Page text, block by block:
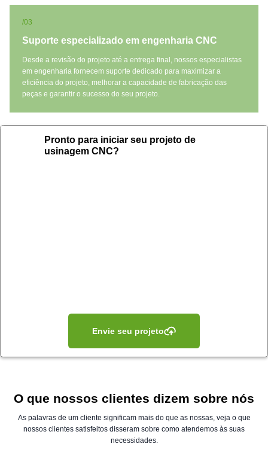
/03
Suporte especializado em engenharia CNC
Desde a revisão do projeto até a entrega final, nossos especialistas
em engenharia fornecem suporte dedicado para maximizar a
eficiência do projeto, melhorar a capacidade de fabricação das
peças e garantir o sucesso do seu projeto.
Pronto para iniciar seu projeto de
usinagem CNC?
Envie seu projeto
O que nossos clientes dizem sobre nós
As palavras de um cliente significam mais do que as nossas, veja o que
nossos clientes satisfeitos disseram sobre como atendemos às suas
necessidades.